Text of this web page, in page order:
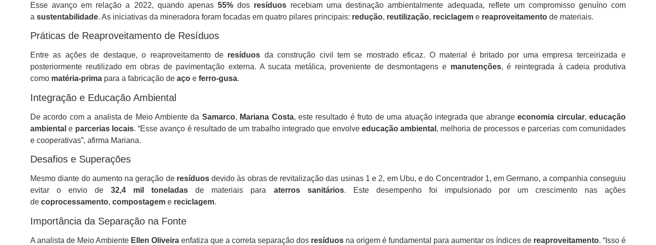
Esse avanço em relação a 2022, quando apenas 55%dos resíduos recebiam uma destinação ambientalmente adequada, reflete um compromisso genuíno com
a sustentabilidade. As iniciativas da mineradora foram focadas em quatro pilares principais: redução, reutilização, reciclagem e reaproveitamento de materiais.
Práticas de Reaproveitamento de Resíduos
Entre as ações de destaque, o reaproveitamento de resíduos da construção civil tem se mostrado eficaz. O material é britado por uma empresa terceirizada e
posteriormente reutilizado em obras de pavimentação externa. A sucata metálica, proveniente de desmontagens e manutenções, é reintegrada à cadeia produtiva
como matéria-prima para a fabricação de aço e ferro-gusa.
Integração e Educação Ambiental
De acordo com a analista de Meio Ambiente da Samarco, Mariana Costa, este resultado é fruto de uma atuação integrada que abrangeeconomia circular,educação
ambiental e parcerias locais. “Esse avanço é resultado de um trabalho integrado que envolve educação ambiental , melhoria de processos e parcerias com comunidades
e cooperativas”, afirma Mariana.
Desafios e Superações
Mesmo diante do aumento na geração de resíduosdevido às obras de revitalização das usinas 1 e 2, em Ubu, e do Concentrador 1, em Germano, a companhia conseguiu
evitar o envio de32,4 mil toneladas de materiais para aterros sanitários. Este desempenho foi impulsionado por um crescimento nas ações
de coprocessamento, compostagem e reciclagem.
Importância da Separação na Fonte
A analista de Meio Ambiente Ellen Oliveira enfatiza que a correta separação dos resíduos na origem é fundamental para aumentar os índices de reaproveitamento. “Isso é